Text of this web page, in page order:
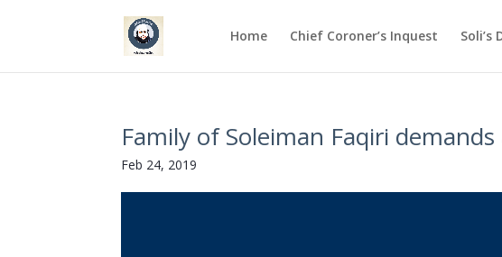
Home Chief Coroner’s Inquest Soli’s
Family of Soleiman Faqiri
Feb 24, 2019